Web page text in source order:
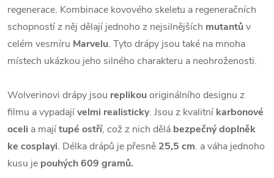
regenerace. Kombinace kovového skeletu a regeneračních
schopností z něj dělají jednoho z nejsilnějších mutantův
celém vesmíru Marvelu. Tyto drápy jsou také na mnoha
místech ukázkou jeho silného charakteru a neohroženosti.
Wolverinovi drápy jsou replikouoriginálního designu z
filmu a vypadajívelmi realisticky. Jsou z kvalitní karbonové
oceli a majítupé ostří, což z nich dělá bezpečný doplněk
ke cosplayi. Délka drápů je přesně 25,5 cm. a váha jednoho
kusu je pouhých 609 gramů.